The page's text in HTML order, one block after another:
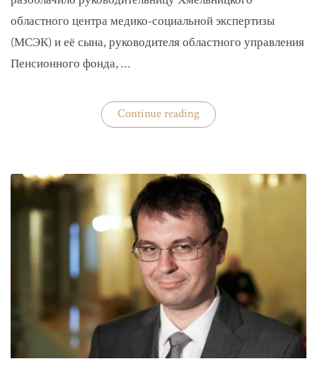
областного центра медико-социальной экспертизы
(МСЭК) и её сына, руководителя областного управления
Пенсионного фонда, …
Continue reading«В
Хмельницком
сын
зарабатывали
на
уклонистах»